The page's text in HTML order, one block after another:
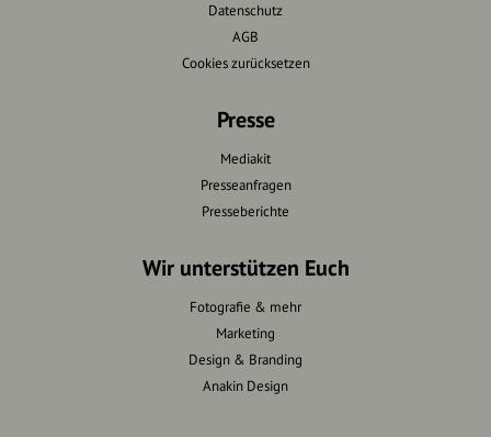
Datenschutz
AGB
Cookies zurücksetzen
Presse
Mediakit
Presseanfragen
Presseberichte
Wir unterstützen Euch
Fotografie & mehr
Marketing
Design & Branding
Anakin Design